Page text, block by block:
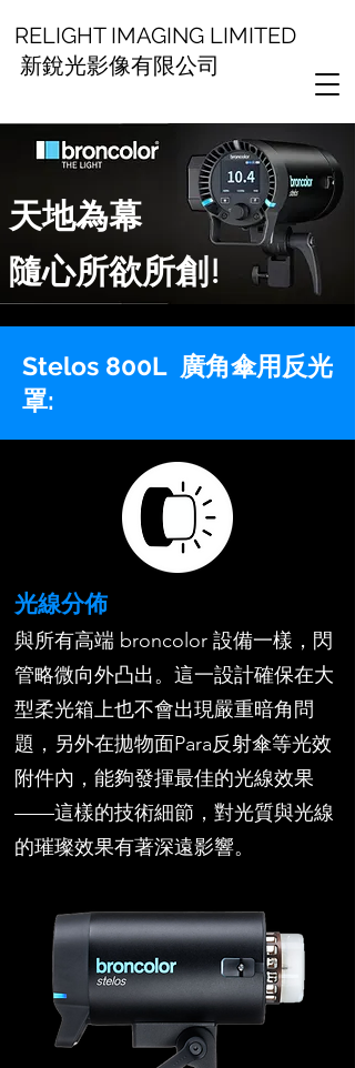
RELIGHT IMAGING LIMITED
新銳光影像有限公司
天地為幕
隨心所欲所創!
Stelos 800L 廣角傘用反光
罩:
光線分佈
與所有高端 broncolor 設備一樣，閃
管略微向外凸出。這一設計確保在大
型柔光箱上也不會出現嚴重暗角問
題，另外在拋物面Para反射傘等光效
附件內，能夠發揮最佳的光線效果
——這樣的技術細節，對光質與光線
的璀璨效果有著深遠影響。